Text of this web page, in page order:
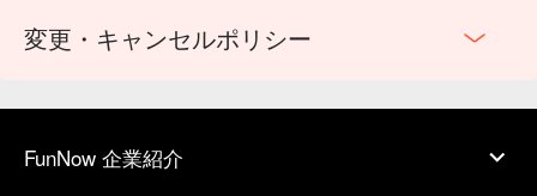
変更・キャンセルポリシー
FunNow 企業紹介